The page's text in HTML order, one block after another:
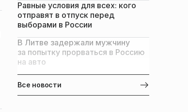
Равные условия для всех: кого
отправят в отпуск перед
выборами в России
В Литве задержали мужчину
за попытку прорваться в Россию
на авто
Все новости